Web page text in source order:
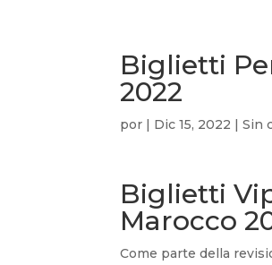
Biglietti
2022
por | Dic 15, 2022 | Sin
Biglietti
Marocco
Come parte della